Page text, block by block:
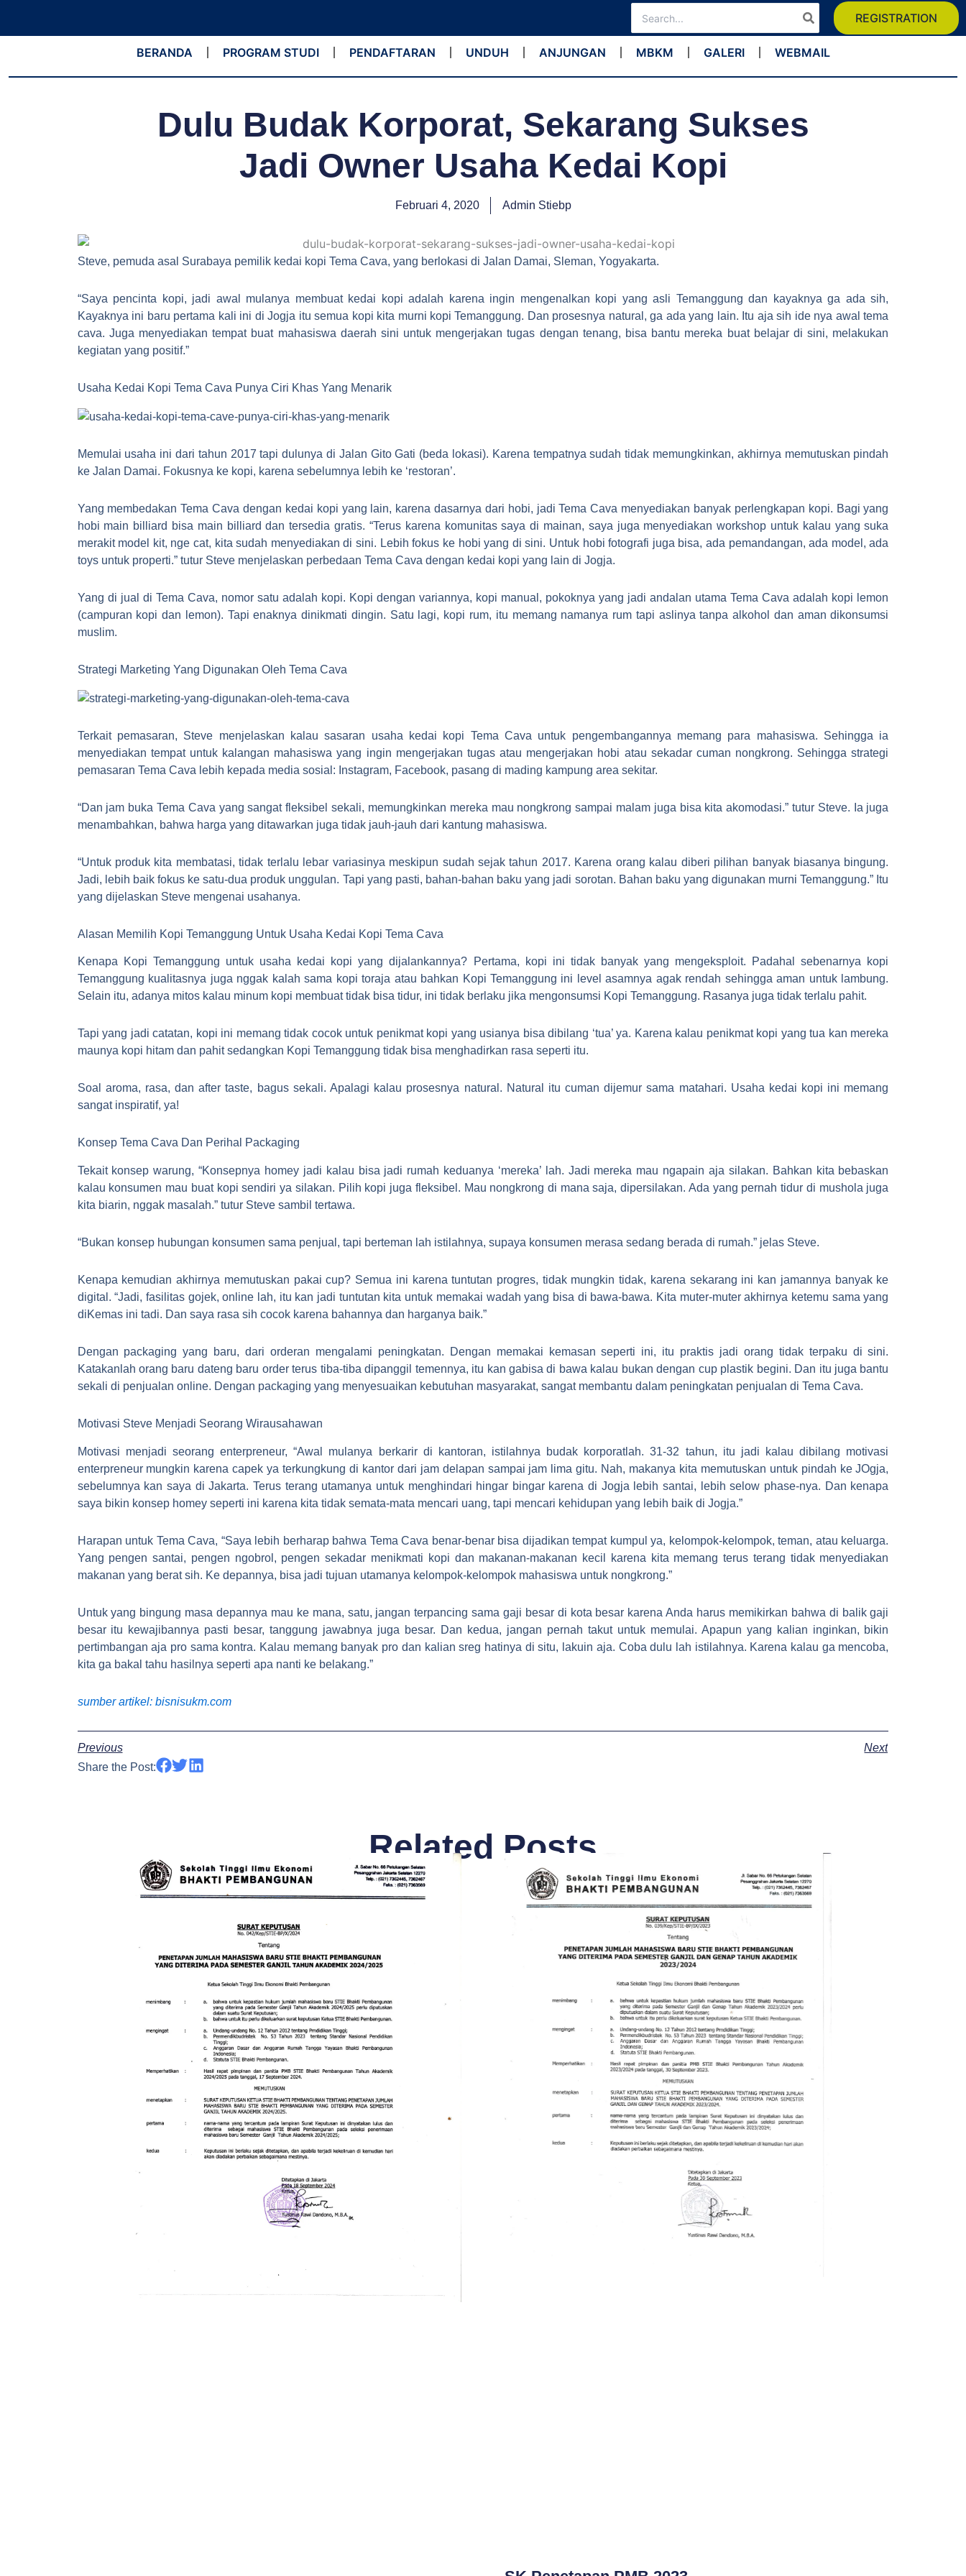
for:
REGISTRATION
BERANDA PROGRAM STUDI PENDAFTARAN UNDUH ANJUNGAN MBKM GALERI WEBMAIL
Dulu Budak Korporat, Sekarang Sukses
Jadi Owner Usaha Kedai Kopi
Februari 4, 2020 Admin Stiebp
Steve, pemuda asal Surabaya pemilik kedai kopi Tema Cava, yang berlokasi di Jalan Damai, Sleman, Yogyakarta.
“Saya pencinta kopi, jadi awal mulanya membuat kedai kopi adalah karena ingin mengenalkan kopi yang asli Temanggung dan kayaknya ga ada sih,
Kayaknya ini baru pertama kali ini di Jogja itu semua kopi kita murni kopi Temanggung. Dan prosesnya natural, ga ada yang lain. Itu aja sih ide nya awal tema
cava. Juga menyediakan tempat buat mahasiswa daerah sini untuk mengerjakan tugas dengan tenang, bisa bantu mereka buat belajar di sini, melakukan
kegiatan yang positif.”
Usaha Kedai Kopi Tema Cava Punya Ciri Khas Yang Menarik
Memulai usaha ini dari tahun 2017 tapi dulunya di Jalan Gito Gati (beda lokasi). Karena tempatnya sudah tidak memungkinkan, akhirnya memutuskan pindah
ke Jalan Damai. Fokusnya ke kopi, karena sebelumnya lebih ke ‘restoran’.
Yang membedakan Tema Cava dengan kedai kopi yang lain, karena dasarnya dari hobi, jadi Tema Cava menyediakan banyak perlengkapan kopi. Bagi yang
hobi main billiard bisa main billiard dan tersedia gratis. “Terus karena komunitas saya di mainan, saya juga menyediakan workshop untuk kalau yang suka
merakit model kit, nge cat, kita sudah menyediakan di sini. Lebih fokus ke hobi yang di sini. Untuk hobi fotografi juga bisa, ada pemandangan, ada model, ada
toys untuk properti.” tutur Steve menjelaskan perbedaan Tema Cava dengan kedai kopi yang lain di Jogja.
Yang di jual di Tema Cava, nomor satu adalah kopi. Kopi dengan variannya, kopi manual, pokoknya yang jadi andalan utama Tema Cava adalah kopi lemon
(campuran kopi dan lemon). Tapi enaknya dinikmati dingin. Satu lagi, kopi rum, itu memang namanya rum tapi aslinya tanpa alkohol dan aman dikonsumsi
muslim.
Strategi Marketing Yang Digunakan Oleh Tema Cava
Terkait pemasaran, Steve menjelaskan kalau sasaran usaha kedai kopi Tema Cava untuk pengembangannya memang para mahasiswa. Sehingga ia
menyediakan tempat untuk kalangan mahasiswa yang ingin mengerjakan tugas atau mengerjakan hobi atau sekadar cuman nongkrong. Sehingga strategi
pemasaran Tema Cava lebih kepada media sosial: Instagram, Facebook, pasang di mading kampung area sekitar.
“Dan jam buka Tema Cava yang sangat fleksibel sekali, memungkinkan mereka mau nongkrong sampai malam juga bisa kita akomodasi.” tutur Steve. Ia juga
menambahkan, bahwa harga yang ditawarkan juga tidak jauh-jauh dari kantung mahasiswa.
“Untuk produk kita membatasi, tidak terlalu lebar variasinya meskipun sudah sejak tahun 2017. Karena orang kalau diberi pilihan banyak biasanya bingung.
Jadi, lebih baik fokus ke satu-dua produk unggulan. Tapi yang pasti, bahan-bahan baku yang jadi sorotan. Bahan baku yang digunakan murni Temanggung.” Itu
yang dijelaskan Steve mengenai usahanya.
Alasan Memilih Kopi Temanggung Untuk Usaha Kedai Kopi Tema Cava
Kenapa Kopi Temanggung untuk usaha kedai kopi yang dijalankannya? Pertama, kopi ini tidak banyak yang mengeksploit. Padahal sebenarnya kopi
Temanggung kualitasnya juga nggak kalah sama kopi toraja atau bahkan Kopi Temanggung ini level asamnya agak rendah sehingga aman untuk lambung.
Selain itu, adanya mitos kalau minum kopi membuat tidak bisa tidur, ini tidak berlaku jika mengonsumsi Kopi Temanggung. Rasanya juga tidak terlalu pahit.
Tapi yang jadi catatan, kopi ini memang tidak cocok untuk penikmat kopi yang usianya bisa dibilang ‘tua’ ya. Karena kalau penikmat kopi yang tua kan mereka
maunya kopi hitam dan pahit sedangkan Kopi Temanggung tidak bisa menghadirkan rasa seperti itu.
Soal aroma, rasa, dan after taste, bagus sekali. Apalagi kalau prosesnya natural. Natural itu cuman dijemur sama matahari. Usaha kedai kopi ini memang
sangat inspiratif, ya!
Konsep Tema Cava Dan Perihal Packaging
Tekait konsep warung, “Konsepnya homey jadi kalau bisa jadi rumah keduanya ‘mereka’ lah. Jadi mereka mau ngapain aja silakan. Bahkan kita bebaskan
kalau konsumen mau buat kopi sendiri ya silakan. Pilih kopi juga fleksibel. Mau nongkrong di mana saja, dipersilakan. Ada yang pernah tidur di mushola juga
kita biarin, nggak masalah.” tutur Steve sambil tertawa.
“Bukan konsep hubungan konsumen sama penjual, tapi berteman lah istilahnya, supaya konsumen merasa sedang berada di rumah.” jelas Steve.
Kenapa kemudian akhirnya memutuskan pakai cup? Semua ini karena tuntutan progres, tidak mungkin tidak, karena sekarang ini kan jamannya banyak ke
digital. “Jadi, fasilitas gojek, online lah, itu kan jadi tuntutan kita untuk memakai wadah yang bisa di bawa-bawa. Kita muter-muter akhirnya ketemu sama yang
diKemas ini tadi. Dan saya rasa sih cocok karena bahannya dan harganya baik.”
Dengan packaging yang baru, dari orderan mengalami peningkatan. Dengan memakai kemasan seperti ini, itu praktis jadi orang tidak terpaku di sini.
Katakanlah orang baru dateng baru order terus tiba-tiba dipanggil temennya, itu kan gabisa di bawa kalau bukan dengan cup plastik begini. Dan itu juga bantu
sekali di penjualan online. Dengan packaging yang menyesuaikan kebutuhan masyarakat, sangat membantu dalam peningkatan penjualan di Tema Cava.
Motivasi Steve Menjadi Seorang Wirausahawan
Motivasi menjadi seorang enterpreneur, “Awal mulanya berkarir di kantoran, istilahnya budak korporatlah. 31-32 tahun, itu jadi kalau dibilang motivasi
enterpreneur mungkin karena capek ya terkungkung di kantor dari jam delapan sampai jam lima gitu. Nah, makanya kita memutuskan untuk pindah ke JOgja,
sebelumnya kan saya di Jakarta. Terus terang utamanya untuk menghindari hingar bingar karena di Jogja lebih santai, lebih selow phase-nya. Dan kenapa
saya bikin konsep homey seperti ini karena kita tidak semata-mata mencari uang, tapi mencari kehidupan yang lebih baik di Jogja.”
Harapan untuk Tema Cava, “Saya lebih berharap bahwa Tema Cava benar-benar bisa dijadikan tempat kumpul ya, kelompok-kelompok, teman, atau keluarga.
Yang pengen santai, pengen ngobrol, pengen sekadar menikmati kopi dan makanan-makanan kecil karena kita memang terus terang tidak menyediakan
makanan yang berat sih. Ke depannya, bisa jadi tujuan utamanya kelompok-kelompok mahasiswa untuk nongkrong.”
Untuk yang bingung masa depannya mau ke mana, satu, jangan terpancing sama gaji besar di kota besar karena Anda harus memikirkan bahwa di balik gaji
besar itu kewajibannya pasti besar, tanggung jawabnya juga besar. Dan kedua, jangan pernah takut untuk memulai. Apapun yang kalian inginkan, bikin
pertimbangan aja pro sama kontra. Kalau memang banyak pro dan kalian sreg hatinya di situ, lakuin aja. Coba dulu lah istilahnya. Karena kalau ga mencoba,
kita ga bakal tahu hasilnya seperti apa nanti ke belakang.”
sumber artikel: bisnisukm.com
Previous
Next
Share the Post:
Related Posts